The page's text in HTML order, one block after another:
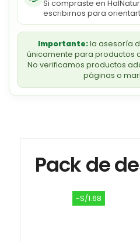
Si compraste en
escribirnos para
Importante:la asesoría
únicamente para productos
No verificamos productos
páginas o
Pack de
-S/1.68